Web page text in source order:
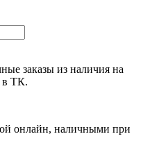
заказы из наличия на
в ТК.
онлайн, наличными при